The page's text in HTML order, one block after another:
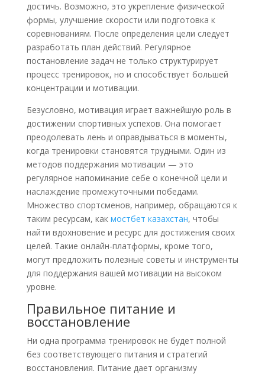
достичь. Возможно, это укрепление физической
формы, улучшение скорости или подготовка к
соревнованиям. После определения цели следует
разработать план действий. Регулярное
постановление задач не только структурирует
процесс тренировок, но и способствует большей
концентрации и мотивации.
Безусловно, мотивация играет важнейшую роль в
достижении спортивных успехов. Она помогает
преодолевать лень и оправдываться в моменты,
когда тренировки становятся трудными. Один из
методов поддержания мотивации — это
регулярное напоминание себе о конечной цели и
наслаждение промежуточными победами.
Множество спортсменов, например, обращаются к
таким ресурсам, как мостбет казахстан, чтобы
найти вдохновение и ресурс для достижения своих
целей. Такие онлайн-платформы, кроме того,
могут предложить полезные советы и инструменты
для поддержания вашей мотивации на высоком
уровне.
Правильное питание и
восстановление
Ни одна программа тренировок не будет полной
без соответствующего питания и стратегий
восстановления. Питание дает организму